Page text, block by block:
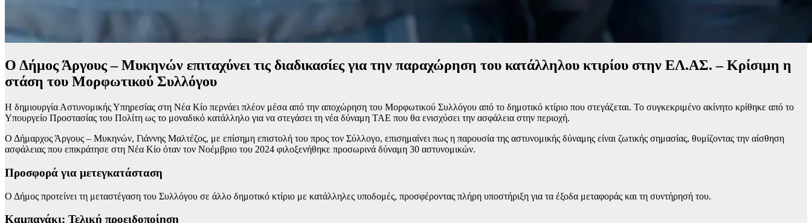
Ο Δήμος Άργους – Μυκηνών επιταχύνει τις διαδικασίες για την παραχώρηση του κατάλληλου κτιρίου στην ΕΛ.ΑΣ. – Κρίσιμη η
στάση του Μορφωτικού Συλλόγου
Η δημιουργία Αστυνομικής Υπηρεσίας στη Νέα Κίο περνάει πλέον μέσα από την αποχώρηση του Μορφωτικού Συλλόγου από το δημοτικό κτίριο που στεγάζεται. Το συγκεκριμένο ακίνητο κρίθηκε από το
Υπουργείο Προστασίας του Πολίτη ως το μοναδικό κατάλληλο για να στεγάσει τη νέα δύναμη ΤΑΕ που θα ενισχύσει την ασφάλεια στην περιοχή.
Ο Δήμαρχος Άργους – Μυκηνών, Γιάννης Μαλτέζος, με επίσημη επιστολή του προς τον Σύλλογο, επισημαίνει πως η παρουσία της αστυνομικής δύναμης είναι ζωτικής σημασίας, θυμίζοντας την αίσθηση
ασφάλειας που επικράτησε στη Νέα Κίο όταν τον Νοέμβριο του 2024 φιλοξενήθηκε προσωρινά δύναμη 30 αστυνομικών.
Προσφορά για μετεγκατάσταση
Ο Δήμος προτείνει τη μεταστέγαση του Συλλόγου σε άλλο δημοτικό κτίριο με κατάλληλες υποδομές, προσφέροντας πλήρη υποστήριξη για τα έξοδα μεταφοράς και τη συντήρησή του.
Καμπανάκι: Τελική προειδοποίηση